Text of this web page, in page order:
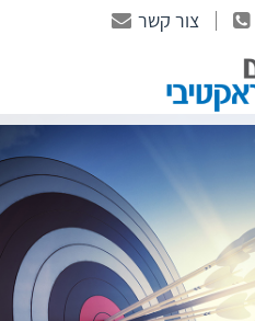
צור קשר